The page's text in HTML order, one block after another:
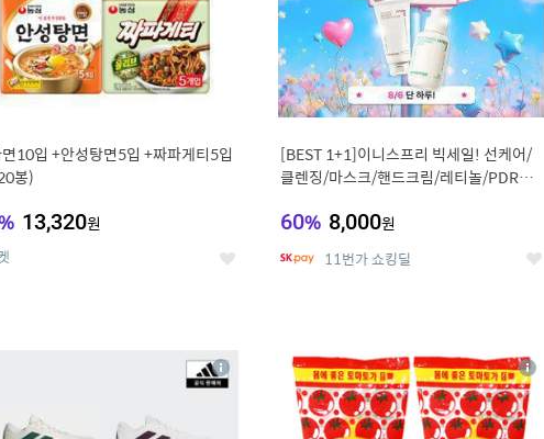
10입 +안성탕면5입 +짜파게티5입
봉)
13,320원
좋
[BEST 1+1]이니스프리 빅세일! 선케어/
클렌징/마스크/핸드크림/레티놀/PDRN/
60% 8,000원
11번가 쇼킹딜 좋
상
세
7
상
세